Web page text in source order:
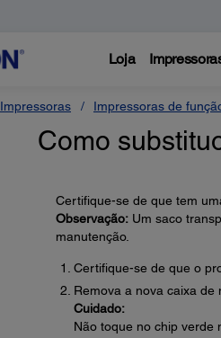
Loja
Impressoras Impressoras de
Como
Certifique-se de que tem
Observação:Um saco
manutenção.
Certifique-se de que o
Remova a nova caixa de
Cuidado:
Não toque no chip verde